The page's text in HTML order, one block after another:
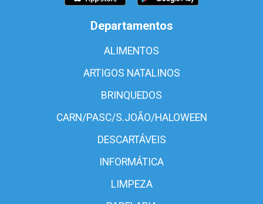
Departamentos
ALIMENTOS
ARTIGOS NATALINOS
BRINQUEDOS
CARN/PASC/S.JOÃO/HALOWEEN
DESCARTÁVEIS
INFORMÁTICA
LIMPEZA